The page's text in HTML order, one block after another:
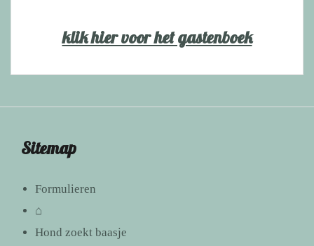
klik hier voor het gastenboek
Sitemap
Formulieren
⌂
Hond zoekt baasje